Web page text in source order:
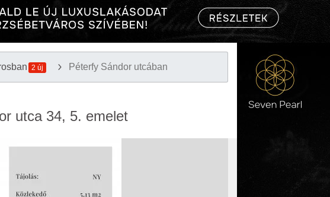
2 új Péterfy Sándor utcában
utca 34, 5. emelet